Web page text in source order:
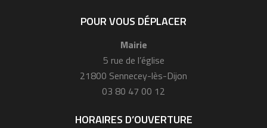
POUR VOUS DÉPLACER
Mairie
5 rue de l’église
21800 Sennecey-lès-Dijon
03 80 47 00 12
HORAIRES D’OUVERTURE